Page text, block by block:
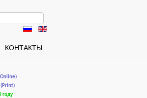
КОНТАКТЫ
(Print)
году